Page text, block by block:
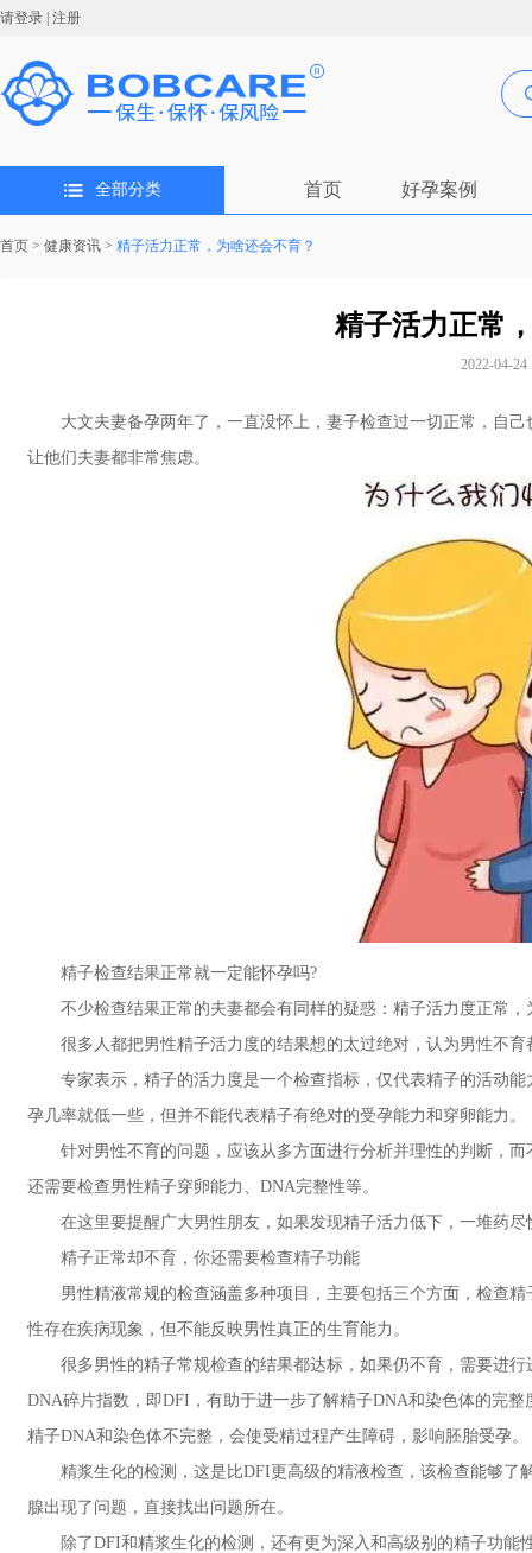
请登录 | 注册
全部分类 首页 好孕案例
首页 > 健康资讯 > 精子活力正常，为啥还会不育？
精子活力正常
2022-04-24
大文夫妻备孕两年了，一直没怀上，妻子检查过一切正常，自己
让他们夫妻都非常焦虑。
精子检查结果正常就一定能怀孕吗?
不少检查结果正常的夫妻都会有同样的疑惑：精子活力度正常，
很多人都把男性精子活力度的结果想的太过绝对，认为男性不育
专家表示，精子的活力度是一个检查指标，仅代表精子的活动能
孕几率就低一些，但并不能代表精子有绝对的受孕能力和穿卵能力。
针对男性不育的问题，应该从多方面进行分析并理性的判断，而
还需要检查男性精子穿卵能力、DNA完整性等。
在这里要提醒广大男性朋友，如果发现精子活力低下，一堆药尽
精子正常却不育，你还需要检查精子功能
男性精液常规的检查涵盖多种项目，主要包括三个方面，检查精
性存在疾病现象，但不能反映男性真正的生育能力。
很多男性的精子常规检查的结果都达标，如果仍不育，需要进行
DNA碎片指数，即DFI，有助于进一步了解精子DNA和染色体的完
精子DNA和染色体不完整，会使受精过程产生障碍，影响胚胎受孕。
精浆生化的检测，这是比DFI更高级的精液检查，该检查能够了
腺出现了问题，直接找出问题所在。
除了DFI和精浆生化的检测，还有更为深入和高级别的精子功能